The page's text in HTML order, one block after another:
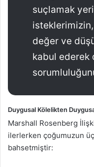
suçlamak
değer ve
kabul ederek
Duygusal Kölelikten
Marshall Rosenberg
ilerlerken çoğumuzun
bahsetmiştir: